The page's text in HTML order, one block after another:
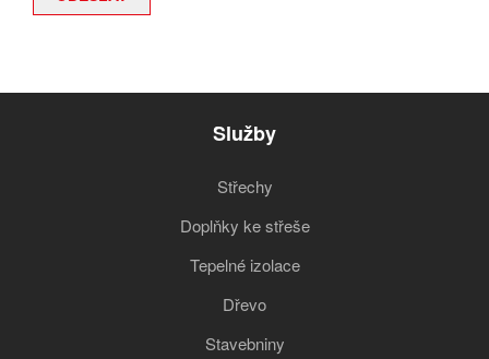
Služby
Střechy
Doplňky ke střeše
Tepelné izolace
Dřevo
Stavebniny